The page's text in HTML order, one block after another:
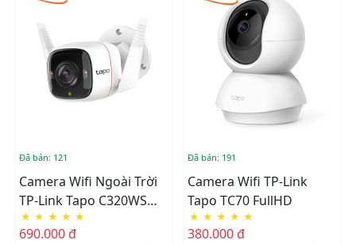
Đã bán: 121
Camera Wifi Ngoài Trời
TP-Link Tapo C320WS
4MP 2K
★ ★ ★ ★ ★
690.000 đ
Đã bán: 191
Camera Wifi TP-Link
Tapo TC70 FullHD
★ ★ ★ ★ ★
380.000 đ